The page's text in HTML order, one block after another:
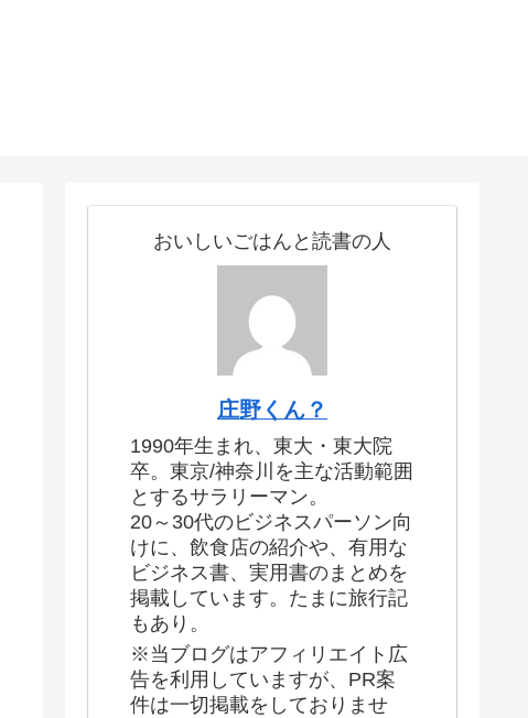
おいしいごはんと読書の人
庄野くん？
1990年生まれ、東大・東大院
卒。東京/神奈川を主な活動範囲
とするサラリーマン。
20～30代のビジネスパーソン向
けに、飲食店の紹介や、有用な
ビジネス書、実用書のまとめを
掲載しています。たまに旅行記
もあり。
※当ブログはアフィリエイト広
告を利用していますが、PR案
件は一切掲載をしておりませ